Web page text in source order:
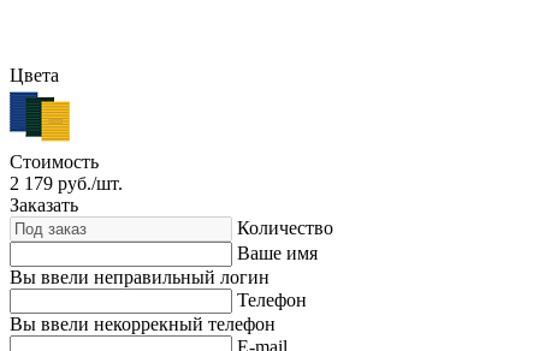
Цвета
Стоимость
2 179 руб./шт.
Заказать
Количество
Ваше имя
Вы ввели неправильный логин
Телефон
Вы ввели некоррекный телефон
E-mail